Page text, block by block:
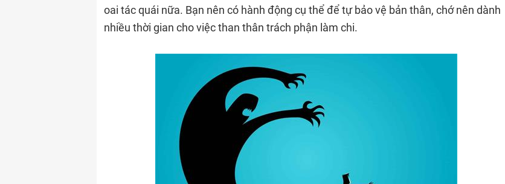
oai tác quái nữa. Bạn nên có hành động cụ thể để tự bảo vệ bản thân, chớ nên dành
nhiều thời gian cho việc than thân trách phận làm chi.